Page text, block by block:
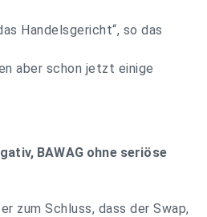
Handelsgericht“, so das
aber schon jetzt einige
BAWAG ohne seriöse
zum Schluss, dass der Swap,